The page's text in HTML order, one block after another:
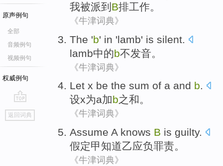
原声例句
全部
音频例句
视频例句
权威例句
go
top
返回词典
我被派到 B排工作。
《牛津词典》
The 'b' in 'lamb' is silent
lamb中的b不发音。
《牛津词典》
Let x be the sum of a and b.
设x为a加b之和。
《牛津词典》
Assume A knows B is guilty.
假定甲 知道乙应负罪责。
《牛津词典》